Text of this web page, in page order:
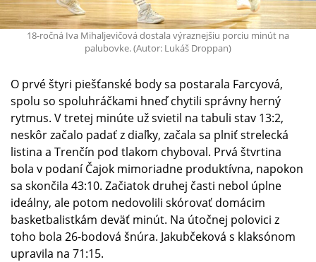
18-ročná Iva Mihaljevičová dostala výraznejšiu porciu minút na
palubovke. (Autor: Lukáš Droppan)
O prvé štyri piešťanské body sa postarala Farcyová,
spolu so spoluhráčkami hneď chytili správny herný
rytmus. V tretej minúte už svietil na tabuli stav 13:2,
neskôr začalo padať z diaľky, začala sa plniť strelecká
listina a Trenčín pod tlakom chyboval. Prvá štvrtina
bola v podaní Čajok mimoriadne produktívna, napokon
sa skončila 43:10. Začiatok druhej časti nebol úplne
ideálny, ale potom nedovolili skórovať domácim
basketbalistkám deväť minút. Na útočnej polovici z
toho bola 26-bodová šnúra. Jakubčeková s klaksónom
upravila na 71:15.